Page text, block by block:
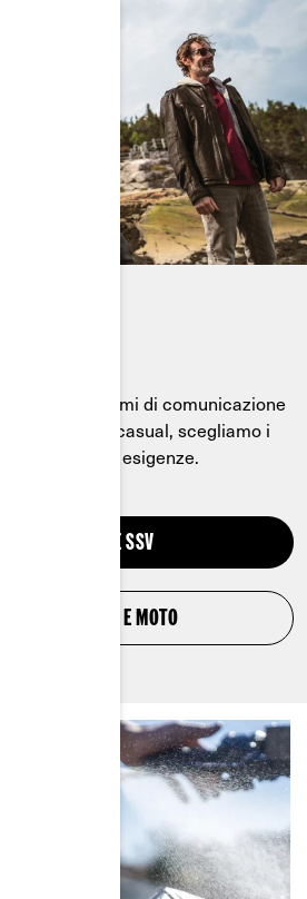
hi-tech ai sistemi di comunicazione
casual, scegliamo i
le tue esigenze.
ATV E SSV
3 RUOTE E MOTO